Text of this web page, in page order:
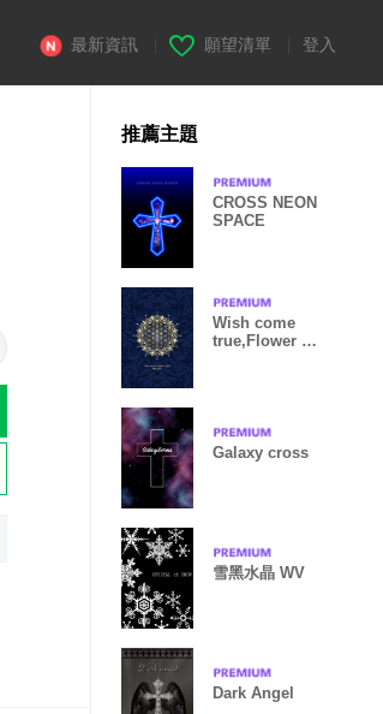
最新資訊 願望清單 登入
推薦主題
CROSS NEON
SPACE
Wish come
true,Flower of
Galaxy cross
雪黑水晶 WV
Dark Angel